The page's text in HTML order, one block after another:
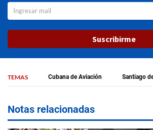
Suscribirme
TEMAS Cubana de Aviación Santiago
Notas relacionadas